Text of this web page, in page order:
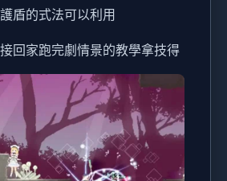
盾的式法可以利用
回家跑完劇情景的教學拿技得